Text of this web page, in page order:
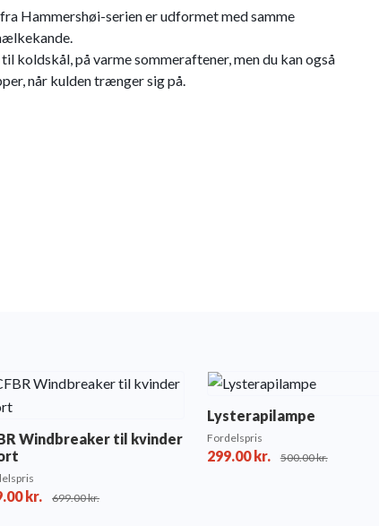
Hammershøi-serien er udformet med samme
koldskål, på varme sommeraftener, men du kan også
når kulden trænger sig på.
Windbreaker til kvinder
kr. 699.00kr.
Lysterapilampe
Fordelspris
299.00kr. 500.00kr.